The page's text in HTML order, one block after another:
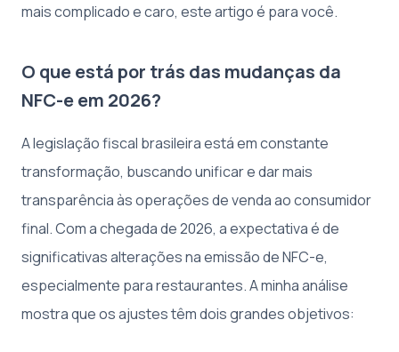
mais complicado e caro, este artigo é para você.
O que está por trás das mudanças da
NFC-e em 2026?
A legislação fiscal brasileira está em constante
transformação, buscando unificar e dar mais
transparência às operações de venda ao consumidor
final. Com a chegada de 2026, a expectativa é de
significativas alterações na emissão de NFC-e,
especialmente para restaurantes. A minha análise
mostra que os ajustes têm dois grandes objetivos: